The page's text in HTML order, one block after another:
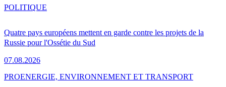
Quatre pays européens mettent en garde contre les projets de la
Russie pour l'Ossétie du Sud
07.08.2026
POLITIQUE
PROENERGIE, ENVIRONNEMENT ET TRANSPORT